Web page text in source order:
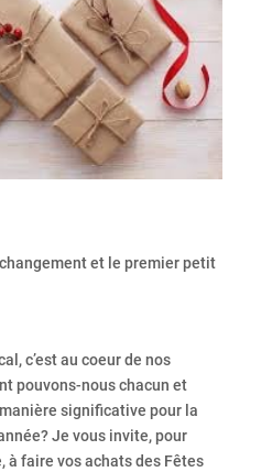
et le premier petit
c’est au coeur de nos
pouvons-nous chacun et
significative pour la
Je vous invite, pour
à faire vos achats des Fêtes